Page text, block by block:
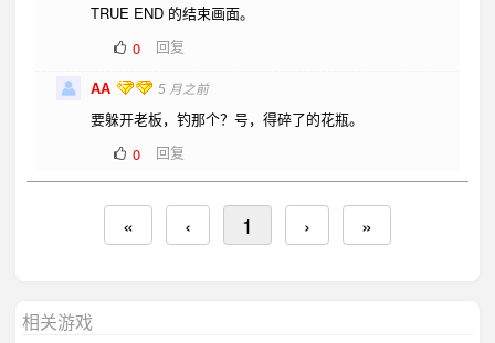
TRUE END 的结束画面。
0
回复
AA 5 月之前
要躲开老板，钓那个？号，得碎了的花瓶。
0
回复
« ‹ 1 › »
相关游戏